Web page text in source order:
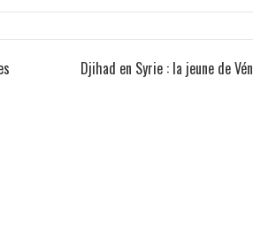
Djihad en Syrie : la jeune de